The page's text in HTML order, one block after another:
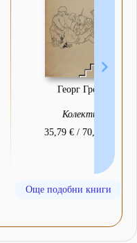
Георг Гросс
Колектив
35,79 € / 70,00 лв.
Още подобни книги